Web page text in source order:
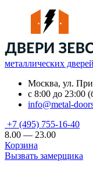
металлических дверей
Москва, ул.
с 8:00 до 23:00
info@metal-
+7 (495) 755-16-40
8.00 — 23.00
Корзина
Вызвать замерщика